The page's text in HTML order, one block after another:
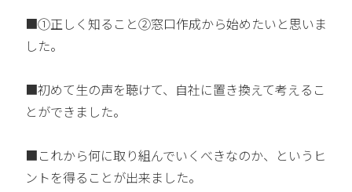
■①正しく知ること②窓口作成から始めたいと思いま
した。
■初めて生の声を聴けて、自社に置き換えて考えるこ
とができました。
■これから何に取り組んでいくべきなのか、というヒ
ントを得ることが出来ました。